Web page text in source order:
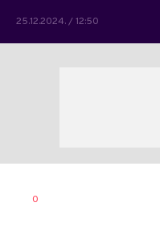
25.12.2024. / 12:50
AUTOR
0